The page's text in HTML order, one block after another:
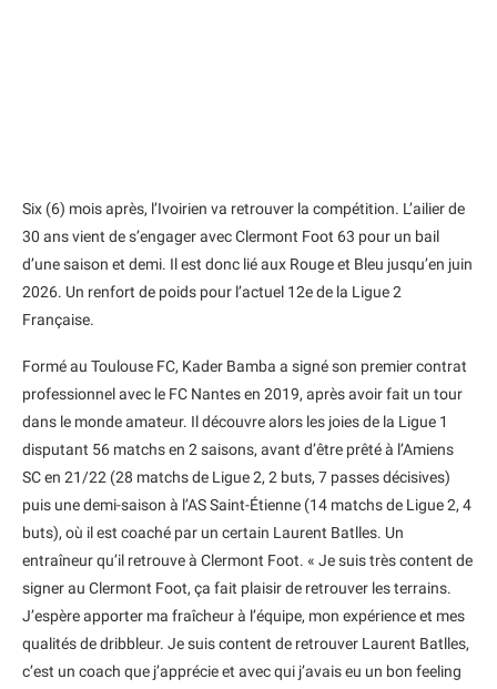
Six (6) mois après, l’Ivoirien va retrouver la compétition. L’ailier de
30 ans vient de s’engager avec Clermont Foot 63 pour un bail
d’une saison et demi. Il est donc lié aux Rouge et Bleu jusqu’en juin
2026. Un renfort de poids pour l’actuel 12e de la Ligue 2
Française.
Formé au Toulouse FC, Kader Bamba a signé son premier contrat
professionnel avec le FC Nantes en 2019, après avoir fait un tour
dans le monde amateur. Il découvre alors les joies de la Ligue 1
disputant 56 matchs en 2 saisons, avant d’être prêté à l’Amiens
SC en 21/22 (28 matchs de Ligue 2, 2 buts, 7 passes décisives)
puis une demi-saison à l’AS Saint-Étienne (14 matchs de Ligue 2, 4
buts), où il est coaché par un certain Laurent Batlles. Un
entraîneur qu’il retrouve à Clermont Foot. « Je suis très content de
signer au Clermont Foot, ça fait plaisir de retrouver les terrains.
J’espère apporter ma fraîcheur à l’équipe, mon expérience et mes
qualités de dribbleur. Je suis content de retrouver Laurent Batlles,
c’est un coach que j’apprécie et avec qui j’avais eu un bon feeling